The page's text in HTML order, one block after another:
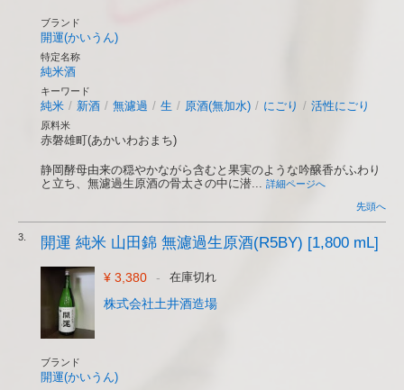
ブランド
開運(かいうん)
特定名称
純米酒
キーワード
純米 / 新酒 / 無濾過 / 生 / 原酒(無加水) / にごり / 活性にごり
原料米
赤磐雄町(あかいわおまち)
静岡酵母由来の穏やかながら含むと果実のような吟醸香がふわり
と立ち、無濾過生原酒の骨太さの中に潜... 詳細ページへ
先頭へ
3. 開運 純米 山田錦 無濾過生原酒(R5BY) [1,800 mL]
¥ 3,380 - 在庫切れ
株式会社土井酒造場
ブランド
開運(かいうん)